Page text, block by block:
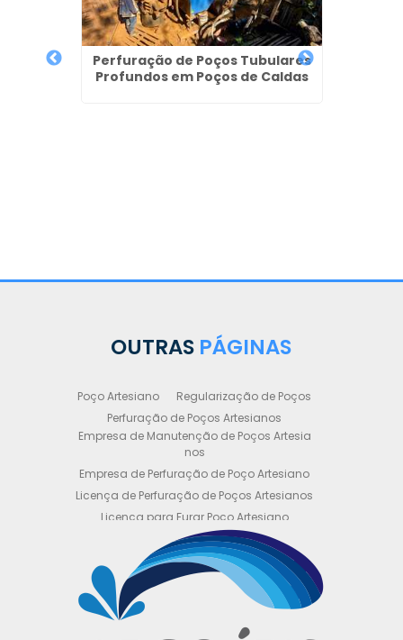
Perfuração de Poços Tubulares
Profundos em Poços de Caldas
OUTRAS PÁGINAS
Poço Artesiano
Regularização de Poços
Perfuração de Poços Artesianos
Empresa de Manutenção de Poços Artesia
nos
Empresa de Perfuração de Poço Artesiano
Licença de Perfuração de Poços Artesianos
Licença para Furar Poço Artesiano
Licença para Perfuração de Poço Artesiano
Licença para Poço Semi Artesiano
Manutenção de Poço Semi Artesiano
Manutenção Preventiva de Poços Artesiano
Obtenha sua Licença de Perfuração de Poç